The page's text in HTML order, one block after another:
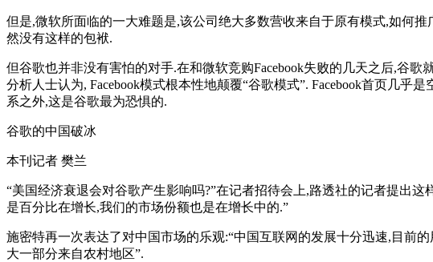
但是,微软所面临的一大难题是,该公司绝大多数营收来自于原有模式,如何
然没有这样的包袱.
但谷歌也并非没有害怕的对手.在和微软竞购Facebook失败的几天之后,谷歌
分析人士认为, Facebook模式根本性地颠覆“谷歌模式”. Facebook首页几
系之外,这是谷歌最为恐惧的.
谷歌的中国破冰
本刊记者 樊兰
“美国经济衰退会对谷歌产生影响吗?”在记者招待会上,路透社的记者提出
是百分比在增长,我们的市场份额也是在增长中的.”
施密特再一次表达了对中国市场的乐观:“中国互联网的发展十分迅速,目前
大一部分来自农村地区”.